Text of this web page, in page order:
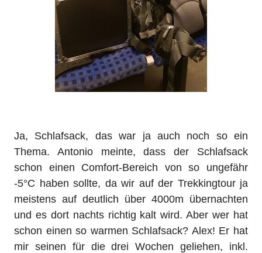
Ja, Schlafsack, das war ja auch noch so ein
Thema. Antonio meinte, dass der Schlafsack
schon einen Comfort-Bereich von so ungefähr
-5°C haben sollte, da wir auf der Trekkingtour ja
meistens auf deutlich über 4000m übernachten
und es dort nachts richtig kalt wird. Aber wer hat
schon einen so warmen Schlafsack? Alex! Er hat
mir seinen für die drei Wochen geliehen, inkl.